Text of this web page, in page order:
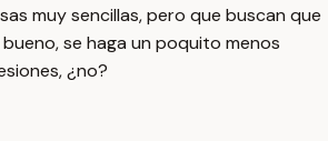
muy sencillas, pero que buscan que
se haga un poquito menos
¿no?